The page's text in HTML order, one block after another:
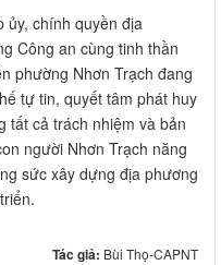
ủy, chính quyền địa
Công an cùng tinh thần
phường Nhơn Trạch đang
tự tin, quyết tâm phát huy
tất cả trách nhiệm và bản
người Nhơn Trạch năng
sức xây dựng địa phương
Tác giả: Bùi Thọ-CAPNT